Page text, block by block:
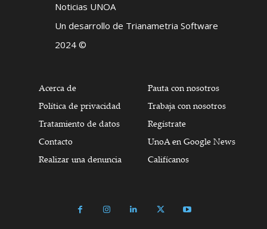
Noticias UNOA
Un desarrollo de Trianametria Software
2024 ©
Acerca de
Política de privacidad
Tratamiento de datos
Contacto
Realizar una denuncia
Pauta con nosotros
Trabaja con nosotros
Regístrate
UnoA en Google News
Califícanos